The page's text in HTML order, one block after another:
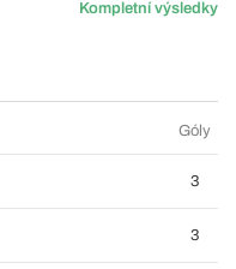
Kompletní výsledky
Góly
3
3